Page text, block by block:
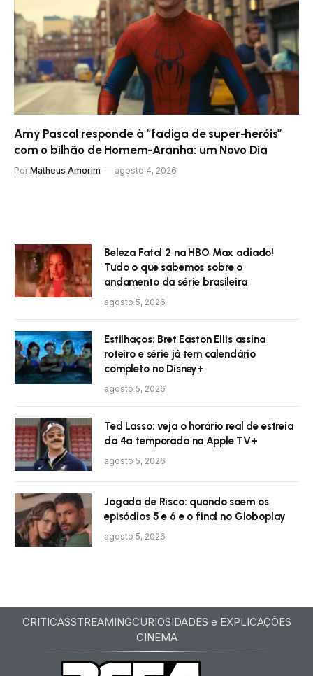
Amy Pascal responde à “fadiga de super-heróis”
com o bilhão de Homem-Aranha: um Novo Dia
Por Matheus Amorim agosto 4, 2026
Beleza Fatal 2 na HBO Max adiado!
Tudo o que sabemos sobre o
andamento da série brasileira
agosto 5, 2026
Estilhaços: Bret Easton Ellis assina
roteiro e série já tem calendário
completo no Disney+
agosto 5, 2026
Ted Lasso: veja o horário real de estreia
da 4ª temporada na Apple TV+
agosto 5, 2026
Jogada de Risco: quando saem os
episódios 5 e 6 e o final no Globoplay
agosto 5, 2026
CRITICASSTREAMINGCURIOSIDADES e EXPLICAÇÕES
CINEMA